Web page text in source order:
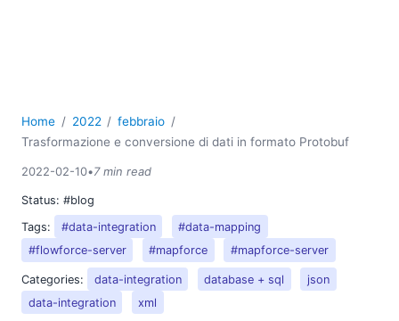
Home 2022
febbraio
Trasformazione e conversione di dati in formato Protobuf
2022-02-10•7 min read
Status: #blog
Tags:
#data-integration
#data-mapping
#flowforce-server
#mapforce #mapforce-server
Categories: data-integration database + sql
json
data-integration
xml